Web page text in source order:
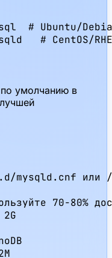
# Ubuntu/
# CentOS/
умолчанию в
mysqld.cnf или
70-80%